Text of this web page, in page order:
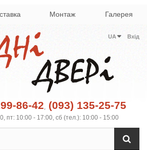
Монтаж Галерея
Вхід
UA
86-42, (093) 135-25-75
пт: 10:00 - 17:00, сб (тел.): 10:00 - 15:00